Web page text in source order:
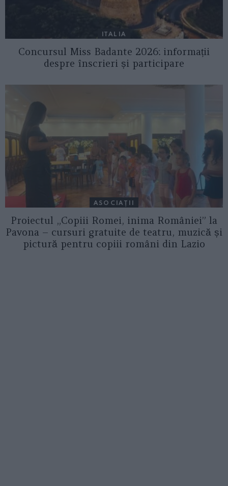
ITALIA
Concursul Miss Badante 2026: informații
despre înscrieri și participare
ASOCIAŢII
Proiectul „Copiii Romei, inima României” la
Pavona – cursuri gratuite de teatru, muzică și
pictură pentru copiii români din Lazio